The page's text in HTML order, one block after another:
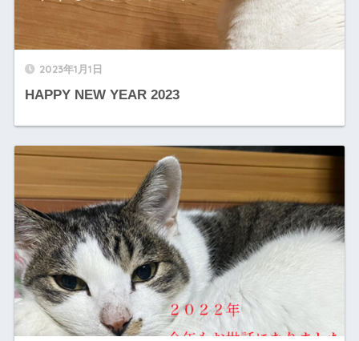
2023年1月1日
HAPPY NEW YEAR 2023